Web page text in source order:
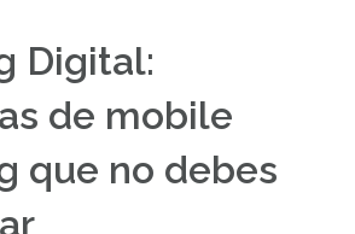
Digital:
de mobile
que no debes